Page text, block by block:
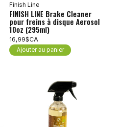
Finish Line
FINISH LINE Brake Cleaner
pour freins à disque Aerosol
10oz (295ml)
16,99$CA
Ajouter au panier